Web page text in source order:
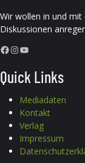
Wir wollen in und mit
Diskussionen
Facebook InstagramYouTube
Quick Links
Mediadaten
Kontakt
Verlag
Impressum